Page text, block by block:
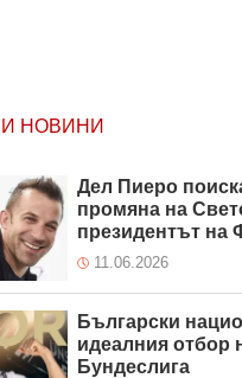
НОВИНИ
Дел Пиеро
промяна на
президентът
11.06.2026
Български
идеалния отбор
Бундеслига